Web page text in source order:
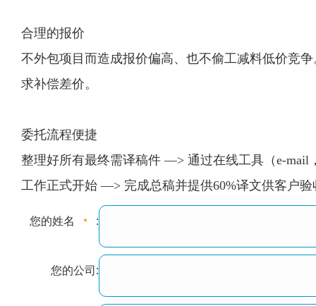
合理的报价
不外包项目而造成报价偏高、也不偷工减料低价竞
求补偿差价。
委托流程便捷
整理好所有最终需译稿件 —> 通过在线工具（e-mail
工作正式开始 —> 完成总稿并提供60%译文供客户
您的姓名 :
您的公司: